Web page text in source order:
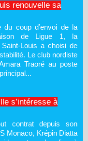
renouvelle sa
du coup d’envoi de la
de Ligue 1, la
Saint-Louis a choisi de
Le club nordiste
Traoré au poste
s’intéresse à
contrat depuis son
Monaco, Krépin Diatta